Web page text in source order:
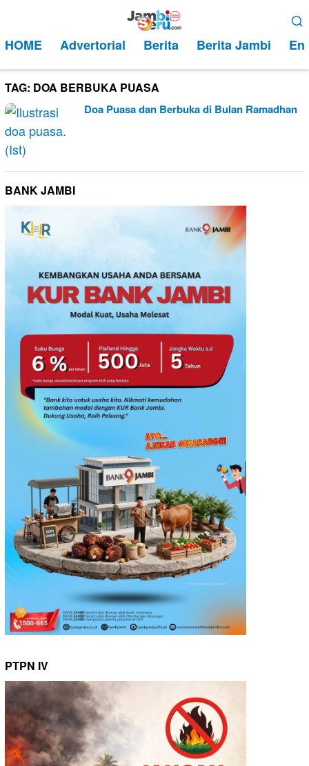
kontenMobile
HOME Advertorial Berita Berita Jambi
TAG: DOA BERBUKA PUASA
Doa Puasa dan Berbuka di Bulan Ramadhan
BANK JAMBI
PTPN IV